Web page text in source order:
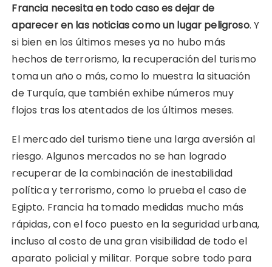
Francia necesita en todo caso es dejar de
aparecer en las noticias como un lugar peligroso. Y
si bien en los últimos meses ya no hubo más
hechos de terrorismo, la recuperación del turismo
toma un año o más, como lo muestra la situación
de Turquía, que también exhibe números muy
flojos tras los atentados de los últimos meses.
El mercado del turismo tiene una larga aversión al
riesgo. Algunos mercados no se han logrado
recuperar de la combinación de inestabilidad
política y terrorismo, como lo prueba el caso de
Egipto. Francia ha tomado medidas mucho más
rápidas, con el foco puesto en la seguridad urbana,
incluso al costo de una gran visibilidad de todo el
aparato policial y militar. Porque sobre todo para